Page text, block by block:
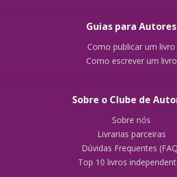
Guias para Autores
Como publicar um livro
Como escrever um livro
Sobre o Clube de
Sobre nós
Livrarias parceiras
Dúvidas Frequentes
Top 10 livros